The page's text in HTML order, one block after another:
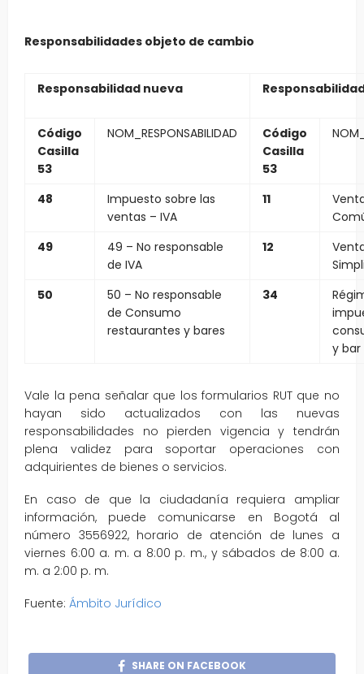
Responsabilidades objeto de cambio
Responsabilidad nueva
Código
Casilla
53
NOM_RESPONSABILIDAD
Código
Casilla
53
48
Impuesto sobre las
ventas – IVA
11
49
49 – No responsable
de IVA
12
50
50 – No responsable
de Consumo
restaurantes y bares
34
y bar
Vale la pena señalar que los formularios RUT que no
hayan sido actualizados con las nuevas
responsabilidades no pierden vigencia y tendrán
plena validez para soportar operaciones con
adquirientes de bienes o servicios.
En caso de que la ciudadanía requiera ampliar
información, puede comunicarse en Bogotá al
número 3556922, horario de atención de lunes a
viernes 6:00 a. m. a 8:00 p. m., y sábados de 8:00 a.
m. a 2:00 p. m.
Fuente: Ámbito Jurídico
SHARE ON FACEBOOK